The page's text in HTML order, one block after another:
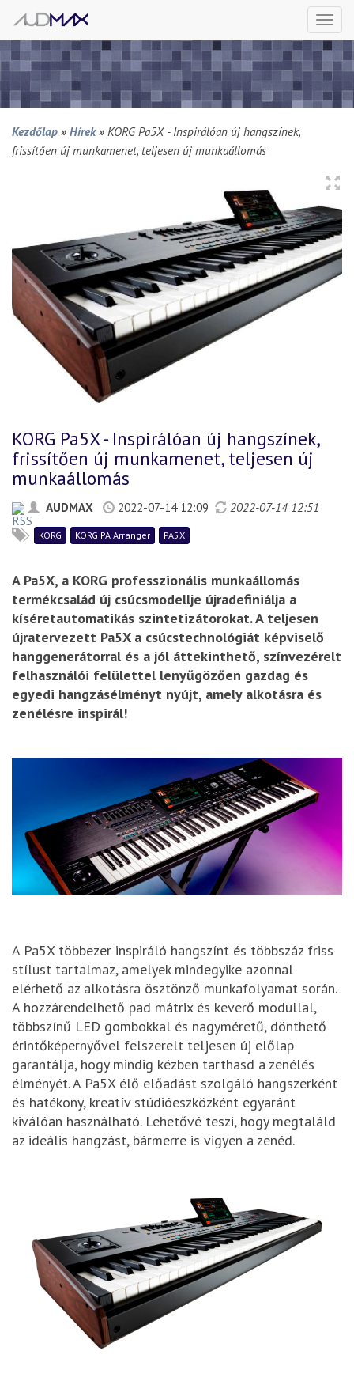
Kezdőlap » Hírek » KORG Pa5X - Inspirálóan új hangszínek,
frissítően új munkamenet, teljesen új munkaállomás
KORG Pa5X - Inspirálóan új hangszínek,
frissítően új munkamenet, teljesen új
munkaállomás
AUDMAX 2022-07-14 12:09 2022-07-14 12:51
KORG KORG PA Arranger PA5X
A Pa5X, a KORG professzionális munkaállomás
termékcsalád új csúcsmodellje újradefiniálja a
kíséretautomatikás szintetizátorokat. A teljesen
újratervezett Pa5X a csúcstechnológiát képviselő
hanggenerátorral és a jól áttekinthető, színvezérelt
felhasználói felülettel lenyűgözően gazdag és
egyedi hangzásélményt nyújt, amely alkotásra és
zenélésre inspirál!
A Pa5X többezer inspiráló hangszínt és többszáz friss
stílust tartalmaz, amelyek mindegyike azonnal
elérhető az alkotásra ösztönző munkafolyamat során.
A hozzárendelhető pad mátrix és keverő modullal,
többszínű LED gombokkal és nagyméretű, dönthető
érintőképernyővel felszerelt teljesen új előlap
garantálja, hogy mindig kézben tarthasd a zenélés
élményét. A Pa5X élő előadást szolgáló hangszerként
és hatékony, kreatív stúdióeszközként egyaránt
kiválóan használható. Lehetővé teszi, hogy megtaláld
az ideális hangzást, bármerre is vigyen a zenéd.